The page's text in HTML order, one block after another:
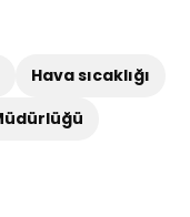
Hava sıcaklığı